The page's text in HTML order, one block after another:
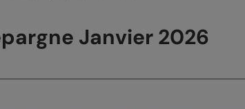
Janvier 2026